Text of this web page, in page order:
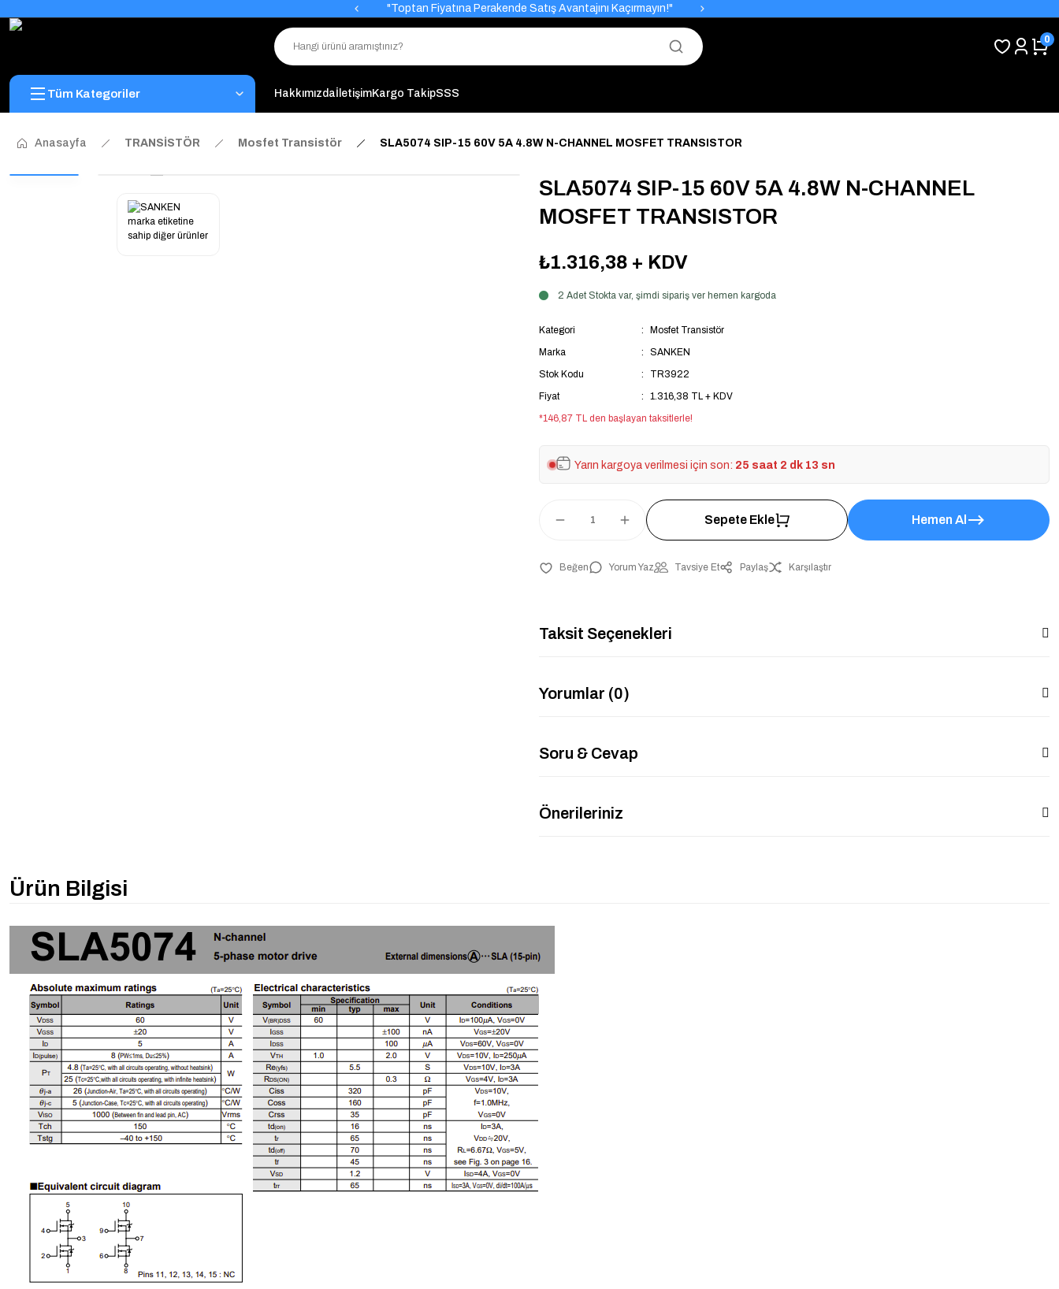
"Toptan Fiyatına Perakende Satış Avantajını Kaçırmayın!"
"Üyelere Özel: Stok Önceliği ve Proje Fiyatları."
0
Tüm Kategoriler HakkımızdaİletişimKargo TakipSSS
Anasayfa TRANSİSTÖR Mosfet Transistör SLA5074 SIP-15 60V 5A 4.8W N-CHANNEL MOSFET TRANSISTOR
SLA5074 SIP-15 60V 5A 4.8W N-CHANNEL
MOSFET TRANSISTOR
₺1.316,38 + KDV
2 Adet Stokta var, şimdi sipariş ver hemen kargoda
Kategori
Mosfet Transistör
Marka
SANKEN
Stok Kodu
TR3922
Fiyat
1.316,38 TL + KDV
*146,87 TL den başlayan taksitlerle!
Yarın kargoya verilmesi için son: 25 saat 2 dk 12 sn
Sepete Ekle Hemen Al
Yorum Yaz Tavsiye Et Paylaş Karşılaştır
Taksit Seçenekleri
Yorumlar (0)
Soru & Cevap
Önerileriniz
Ürün Bilgisi